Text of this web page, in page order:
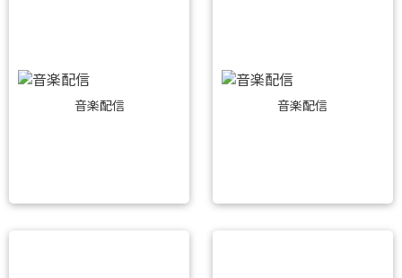
音楽配信 音楽配信